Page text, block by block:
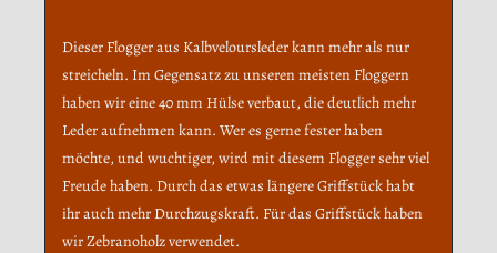
Dieser Flogger aus Kalbveloursleder kann mehr als nur
streicheln. Im Gegensatz zu unseren meisten Floggern
haben wir eine 40 mm Hülse verbaut, die deutlich mehr
Leder aufnehmen kann. Wer es gerne fester haben
möchte, und wuchtiger, wird mit diesem Flogger sehr viel
Freude haben. Durch das etwas längere Griffstück habt
ihr auch mehr Durchzugskraft. Für das Griffstück haben
wir Zebranoholz verwendet.